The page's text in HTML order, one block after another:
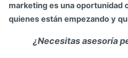
marketing es una oportunidad
quienes están empezando y
¿Necesitas asesoría